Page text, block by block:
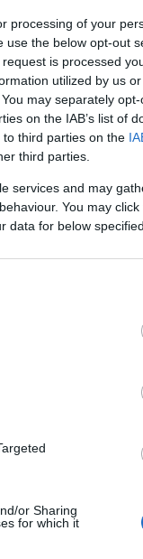
processing of your
use the below opt-out
is processed
utilized by us
may separately
on the IAB’s list of
third parties on the
third parties.
services and may
You may
data for below
or Sharing
for which it
Ha
Az